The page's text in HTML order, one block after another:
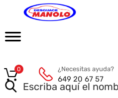
¿Necesitas ayuda?
649 20 67 57
0